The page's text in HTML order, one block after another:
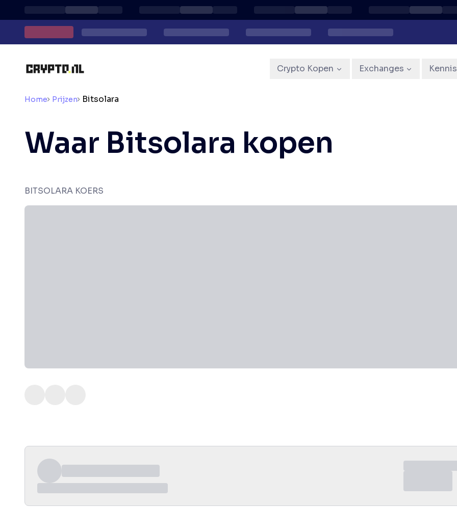
Crypto Kopen Exchanges
Home Prijzen Bitsolara
Waar Bitsolara kopen
BITSOLARA KOERS